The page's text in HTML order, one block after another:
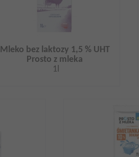
Mleko bez laktozy 1,5 % UHT
Prosto z mleka
1l